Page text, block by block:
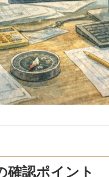
確認ポイント